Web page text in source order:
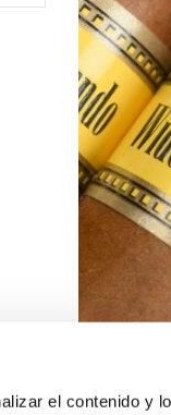
el contenido y